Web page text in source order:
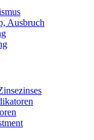
Ausbruch